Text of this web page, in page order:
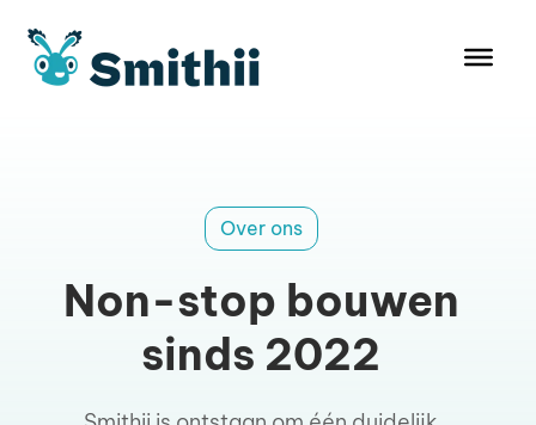
naar
Over ons
Non-stop bouwen
sinds 2022